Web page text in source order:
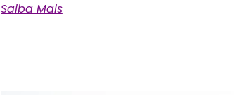
Saiba Mais